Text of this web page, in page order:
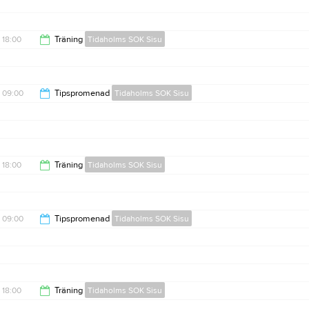
18:00 Träning Tidaholms SOK Sisu
09:00
Tipspromenad Tidaholms SOK Sisu
18:00 Träning Tidaholms SOK Sisu
09:00
Tipspromenad Tidaholms SOK Sisu
18:00 Träning Tidaholms SOK Sisu